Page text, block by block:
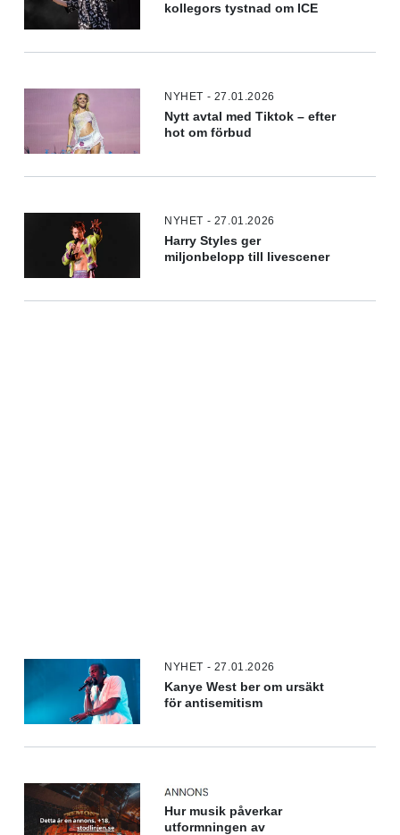
kollegors tystnad om ICE
NYHET - 27.01.2026
Nytt avtal med Tiktok – efter
hot om förbud
NYHET - 27.01.2026
Harry Styles ger
miljonbelopp till livescener
NYHET - 27.01.2026
Kanye West ber om ursäkt
för antisemitism
Hur musik påverkar
utformningen av